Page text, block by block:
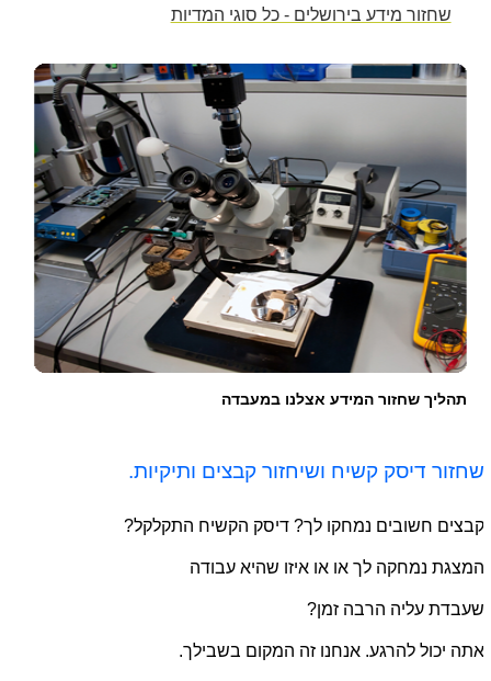
שחזור מידע בירושלים - כל סוגי המדיות
תהליך שחזור המידע אצלנו במעבדה
שחזור דיסק קשיח ושיחזור קבצים ותיקיות.
קבצים חשובים נמחקו לך? דיסק הקשיח התקלקל?
המצגת נמחקה לך או או איזו שהיא עבודה
שעבדת עליה הרבה זמן?
אתה יכול להרגע. אנחנו זה המקום בשבילך.